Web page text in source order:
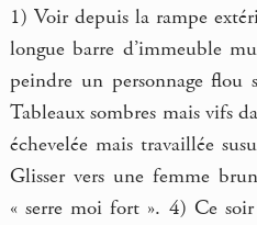
1) Voir depuis la rampe
longue barre d’immeuble
peindre un personnage flou
Tableaux sombres mais vifs
échevelée mais travaillée
Glisser vers une femme
« serre moi fort ». 4) Ce